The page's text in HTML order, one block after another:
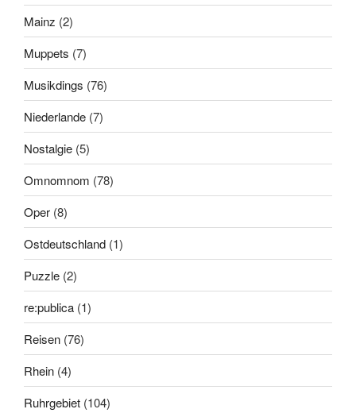
Mainz (2)
Muppets (7)
Musikdings (76)
Niederlande (7)
Nostalgie (5)
Omnomnom (78)
Oper (8)
Ostdeutschland (1)
Puzzle (2)
re:publica (1)
Reisen (76)
Rhein (4)
Ruhrgebiet (104)